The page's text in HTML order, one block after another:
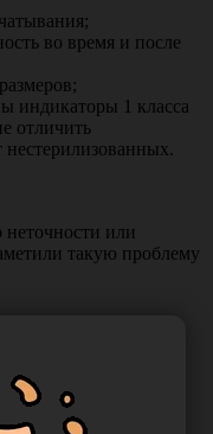
во время и после
индикаторы 1 класса
отличить
нестерилизованных.
неточности или
такую проблему
товара